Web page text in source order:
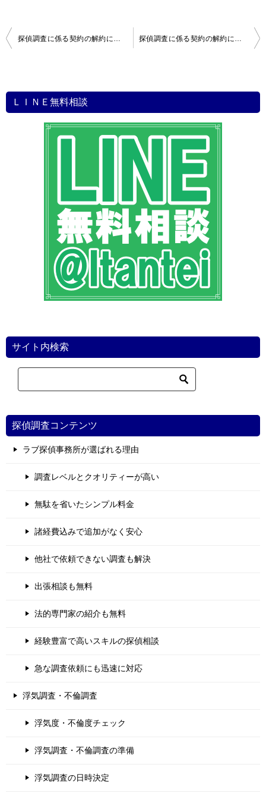
投
ビ
ゲ
ＬＩＮＥ無料相談
サイト内検索
探偵調査コンテンツ
ラブ探偵事務所が選ばれる理由
調査レベルとクオリティーが高い
無駄を省いたシンプル料金
諸経費込みで追加がなく安心
他社で依頼できない調査も解決
出張相談も無料
法的専門家の紹介も無料
経験豊富で高いスキルの探偵相談
急な調査依頼にも迅速に対応
浮気調査・不倫調査
浮気度・不倫度チェック
浮気調査・不倫調査の準備
浮気調査の日時決定